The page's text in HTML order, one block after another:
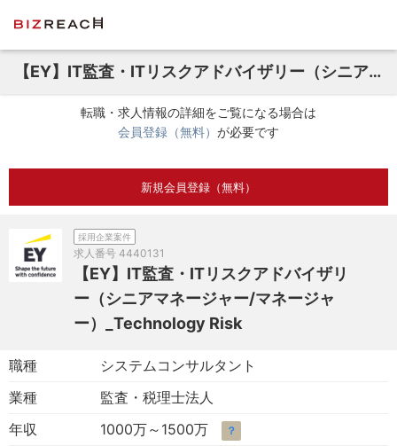
【EY】IT監査・ITリスクアドバイザリー（シニアマネージャー/マネージャー）_Technology Risk
転職・求人情報の詳細をご覧になる場合は
会員登録（無料） が必要です
新規会員登録（無料）
採用企業案件
求人番号 4440131
【EY】IT監査・ITリスクアドバイザリ
ー（シニアマネージャー/マネージャ
ー）_Technology Risk
職種
システムコンサルタント
業種
監査・税理士法人
年収
1000万～1500万 ？